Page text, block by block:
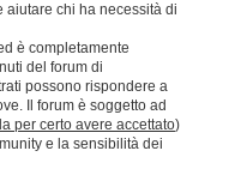
aiutare chi ha necessità di
è completamente
del forum di
possono rispondere a
Il forum è soggetto ad
per certo avere accettato)
e la sensibilità dei